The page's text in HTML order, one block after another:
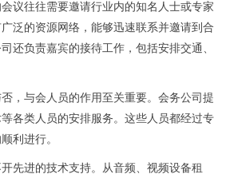
议往往需要邀请行业内的知名人士或专家
泛的资源网络，能够迅速联系并邀请到合
还负责嘉宾的接待工作，包括安排交通、
，与会人员的作用至关重要。会务公司提
各类人员的安排服务。这些人员都经过专
利进行。
先进的技术支持。从音频、视频设备租